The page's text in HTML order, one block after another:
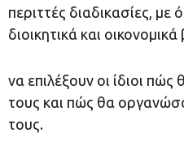
περιττές διαδικασίες,
διοικητικά και
να επιλέξουν οι ίδιοι
τους και πώς θα
τους.